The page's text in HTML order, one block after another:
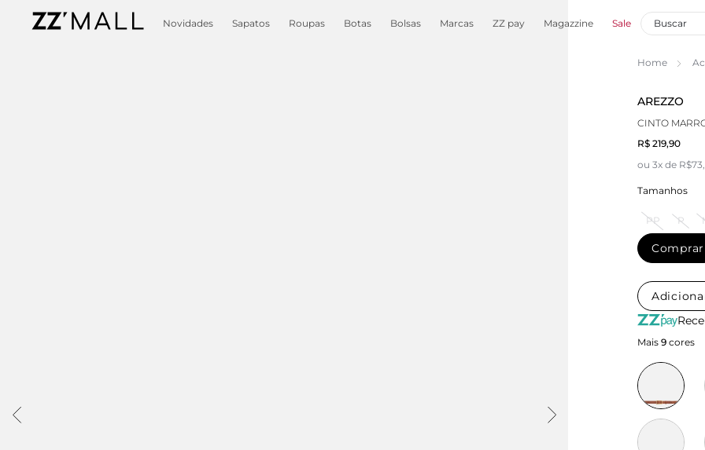
Novidades Sapatos Roupas Botas Bolsas Marcas ZZ pay Magazzine Sale
Home
AREZZO
CINTO
R$ 219,90
ou 3x de
Tamanhos
PP P
Comprar
Mais 9 cores